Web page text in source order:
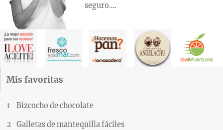
seguro….
Mis favoritas
Bizcocho de chocolate
Galletas de mantequilla fáciles